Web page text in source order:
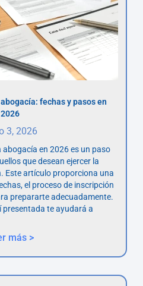
fechas y pasos en
2026
3, 2026
abogacía en 2026 es un paso
que desean ejercer la
Este artículo proporciona una
el proceso de inscripción
prepararte adecuadamente.
te ayudará a
más >